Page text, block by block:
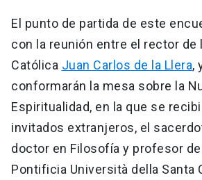
El punto de partida de este
con la reunión entre el rector de
Católica Juan Carlos de la Llera,
conformarán la mesa sobre la
Espiritualidad, en la que se
invitados extranjeros, el
doctor en Filosofía y profesor
Pontificia Università della Santa